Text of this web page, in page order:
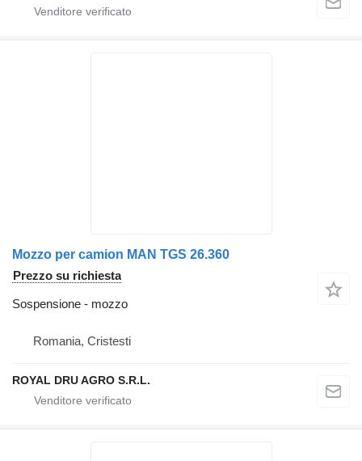
Mozzo per camion MAN TGS 26.360
Prezzo su richiesta
Sospensione - mozzo
Romania, Cristesti
ROYAL DRU AGRO S.R.L.